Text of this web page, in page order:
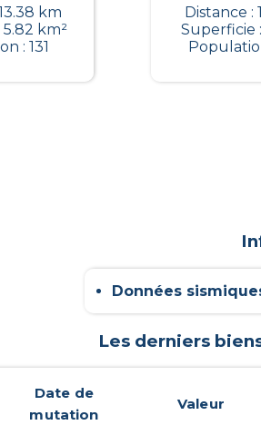
km
km²
: 131
Distance :
Superficie :
Données
Les derniers
Date de
mutation
Valeur